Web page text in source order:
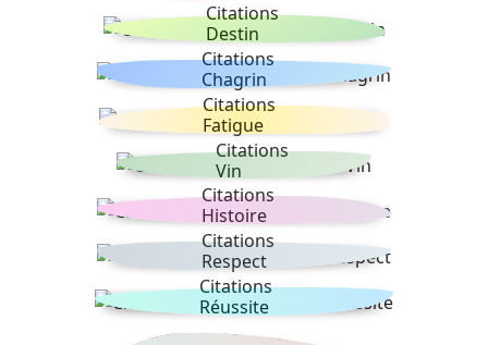
Citations
Destin
Citations
Chagrin
Citations
Fatigue
Citations
Vin
Citations
Histoire
Citations
Respect
Citations
Réussite